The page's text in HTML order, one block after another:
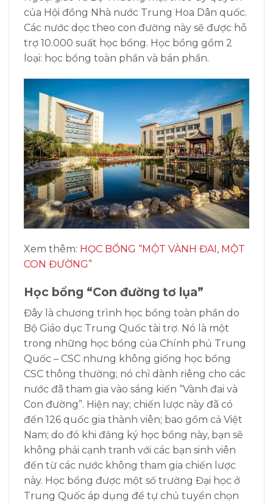
của Hội đồng Nhà nước Trung Hoa Dân quốc.
Các nước dọc theo con đường này sẽ được hỗ
trợ 10.000 suất học bổng. Học bổng gồm 2
loại: học bổng toàn phần và bán phần.
Xem thêm: HỌC BỔNG “MỘT VÀNH ĐAI, MỘT
CON ĐƯỜNG”
Học bổng “Con đường tơ lụa”
Đây là chương trình học bổng toàn phần do
Bộ Giáo dục Trung Quốc tài trợ. Nó là một
trong những học bổng của Chính phủ Trung
Quốc – CSC nhưng không giống học bổng
CSC thông thường; nó chỉ dành riêng cho các
nước đã tham gia vào sáng kiến “Vành đai và
Con đường”. Hiện nay; chiến lược này đã có
đến 126 quốc gia thành viên; bao gồm cả Việt
Nam; do đó khi đăng ký học bổng này, bạn sẽ
không phải cạnh tranh với các bạn sinh viên
đến từ các nước không tham gia chiến lược
này. Học bổng được một số trường Đại học ở
Trung Quốc áp dụng để tự chủ tuyển chọn